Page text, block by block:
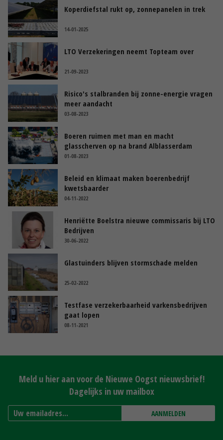
Koperdiefstal rukt op, zonnepanelen in trek
14-01-2025
LTO Verzekeringen neemt Topteam over
21-09-2023
Risico's stalbranden bij zonne-energie vragen
meer aandacht
03-08-2023
Boeren ruimen met man en macht
glasscherven op na brand Alblasserdam
01-08-2023
Beleid en klimaat maken boerenbedrijf
kwetsbaarder
04-11-2022
Henriëtte Boelstra nieuwe commissaris bij LTO
Bedrijven
30-06-2022
Glastuinders blijven stormschade melden
25-02-2022
Testfase verzekerbaarheid varkensbedrijven
gaat lopen
08-11-2021
Meld u hier aan voor de Nieuwe Oogst nieuwsbrief!
Dagelijks in uw mailbox
AANMELDEN